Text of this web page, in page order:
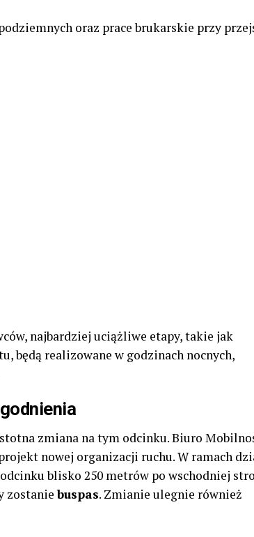
oraz prace brukarskie przy
najbardziej uciążliwe etapy, takie jak
będą realizowane w godzinach nocnych,
zmiana na tym odcinku. Biuro
nowej organizacji ruchu. W ramach
blisko 250 metrów po wschodniej
zostaniebuspas. Zmianie ulegnie również